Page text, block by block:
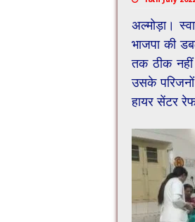
अल्मोड़ा।
भाजपा की
तक ठीक
उसके
हायर सेंटर